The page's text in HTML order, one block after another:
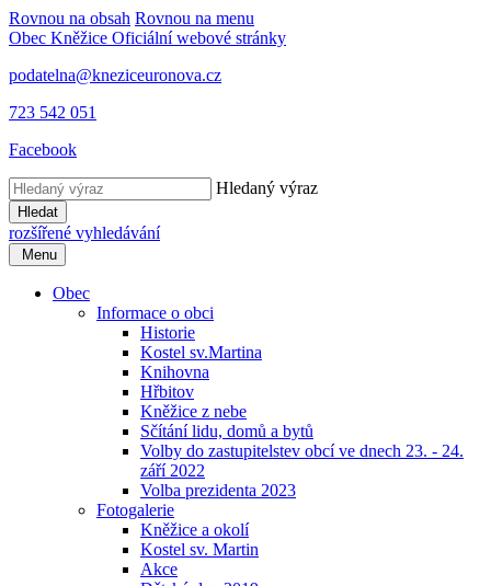
Rovnou na obsah Rovnou na menu
Obec Kněžice Oficiální webové stránky
podatelna@kneziceuronova.cz
723 542 051
Facebook
Hledaný výraz
Hledat
rozšířené vyhledávání
Menu
Obec
Informace o obci
Historie
Kostel sv.Martina
Knihovna
Hřbitov
Kněžice z nebe
Sčítání lidu, domů a bytů
Volby do zastupitelstev obcí ve dnech 23. - 24.
září 2022
Volba prezidenta 2023
Fotogalerie
Kněžice a okolí
Kostel sv. Martin
Akce